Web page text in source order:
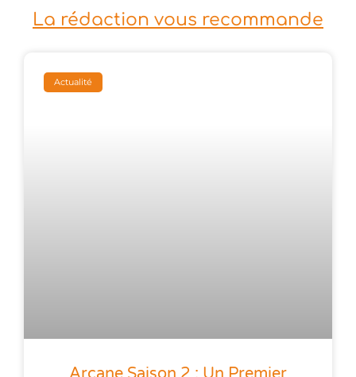
La rédaction vous recommande
Actualité